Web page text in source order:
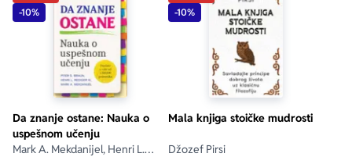
-10%
Da znanje ostane: Nauka o
uspešnom učenju
Mark A. Mekdanijel, Henri L.
-10%
Mala knjiga stoičke mudrosti
Džozef Pirsi